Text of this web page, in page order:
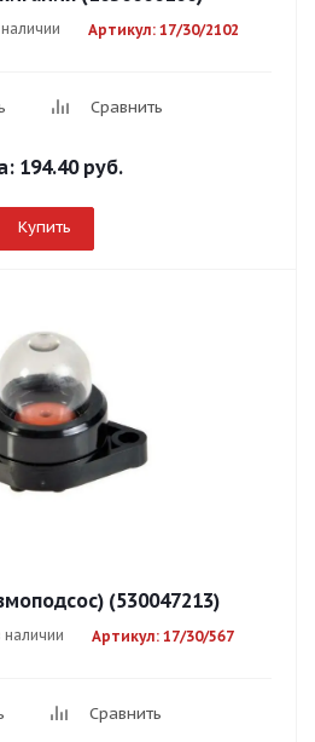
наличии Артикул: 17/30/2102
Сравнить
194.40 руб.
Купить
(530047213)
наличии Артикул: 17/30/567
Сравнить